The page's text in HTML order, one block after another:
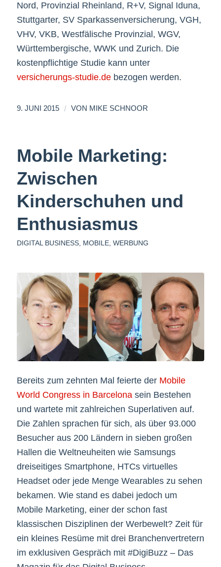
Nord, Provinzial Rheinland, R+V, Signal Iduna,
Stuttgarter, SV Sparkassenversicherung, VGH,
VHV, VKB, Westfälische Provinzial, WGV,
Württembergische, WWK und Zurich. Die
kostenpflichtige Studie kann unter
versicherungs-studie.debezogen werden.
9. JUNI 2015 / VON MIKE SCHNOOR
Mobile Marketing:
Zwischen
Kinderschuhen und
Enthusiasmus
DIGITAL BUSINESS, MOBILE, WERBUNG
Bereits zum zehnten Mal feierte der Mobile
World Congress in Barcelonasein Bestehen
und wartete mit zahlreichen Superlativen auf.
Die Zahlen sprachen für sich, als über 93.000
Besucher aus 200 Ländern in sieben großen
Hallen die Weltneuheiten wie Samsungs
dreiseitiges Smartphone, HTCs virtuelles
Headset oder jede Menge Wearables zu sehen
bekamen. Wie stand es dabei jedoch um
Mobile Marketing, einer der schon fast
klassischen Disziplinen der Werbewelt? Zeit für
ein kleines Resüme mit drei Branchenvertretern
im exklusiven Gespräch mit #DigiBuzz – Das